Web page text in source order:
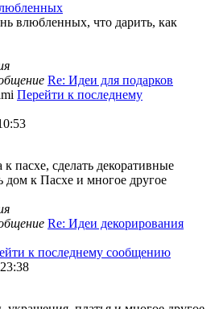
влюбленных, что дарить, как
Re: Идеи для подарков
Перейти к последнему
пасхе, сделать декоративные
дом к Пасхе и многое другое
Re: Идеи декорирования
к последнему сообщению